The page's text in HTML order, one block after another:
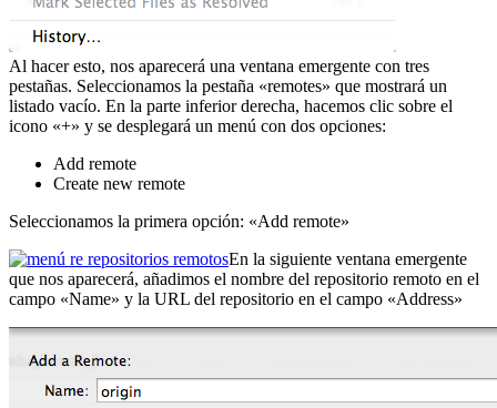
Al hacer esto, nos aparecerá una ventana emergente con tres
pestañas. Seleccionamos la pestaña «remotes» que mostrará un
listado vacío. En la parte inferior derecha, hacemos clic sobre el
icono «+» y se desplegará un menú con dos opciones:
Add remote
Create new remote
Seleccionamos la primera opción: «Add remote»
En la siguiente ventana emergente
que nos aparecerá, añadimos el nombre del repositorio remoto en el
campo «Name» y la URL del repositorio en el campo «Address»